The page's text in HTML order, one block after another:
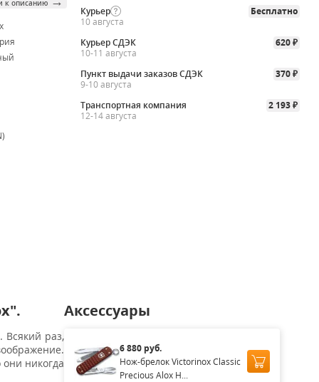
к описанию
Курьер
Бесплатно
10 августа
Курьер СДЭК
620 ₽
10-11 августа
Пункт выдачи заказов СДЭК
370 ₽
9-10 августа
Транспортная компания
2 193 ₽
12-14 августа
раз,
никогда
Аксессуары
6 880 руб.
Нож-брелок Victorinox Classic
Precious Alox H...